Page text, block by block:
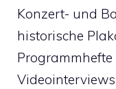
Konzert- und
historische